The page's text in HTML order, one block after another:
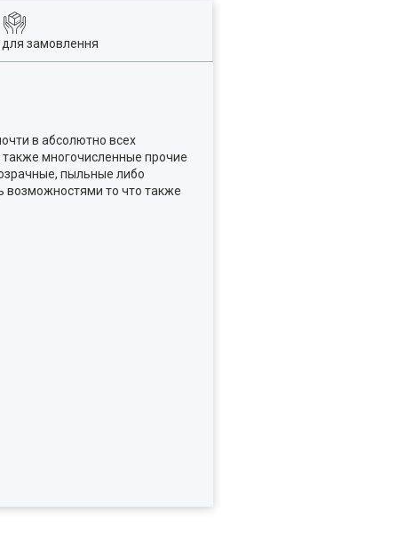
для замовлення
в абсолютно всех
многочисленные прочие
пыльные либо
то что также